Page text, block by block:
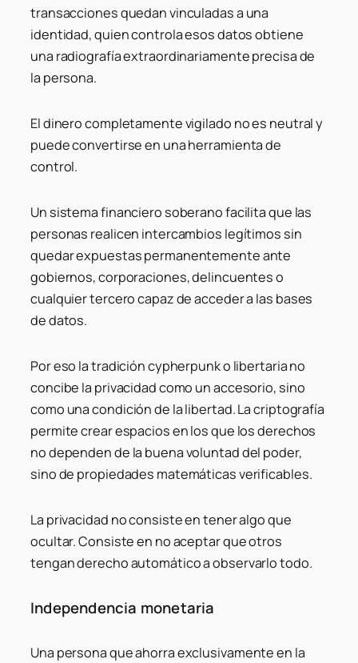
transacciones quedan vinculadas a una
identidad, quien controla esos datos obtiene
una radiografía extraordinariamente precisa de
la persona.
El dinero completamente vigilado no es neutral y
puede convertirse en una herramienta de
control.
Un sistema financiero soberano facilita que las
personas realicen intercambios legítimos sin
quedar expuestas permanentemente ante
gobiernos, corporaciones, delincuentes o
cualquier tercero capaz de acceder a las bases
de datos.
Por eso la tradición cypherpunk o libertaria no
concibe la privacidad como un accesorio, sino
como una condición de la libertad. La criptografía
permite crear espacios en los que los derechos
no dependen de la buena voluntad del poder,
sino de propiedades matemáticas verificables.
La privacidad no consiste en tener algo que
ocultar. Consiste en no aceptar que otros
tengan derecho automático a observarlo todo.
Independencia monetaria
Una persona que ahorra exclusivamente en la